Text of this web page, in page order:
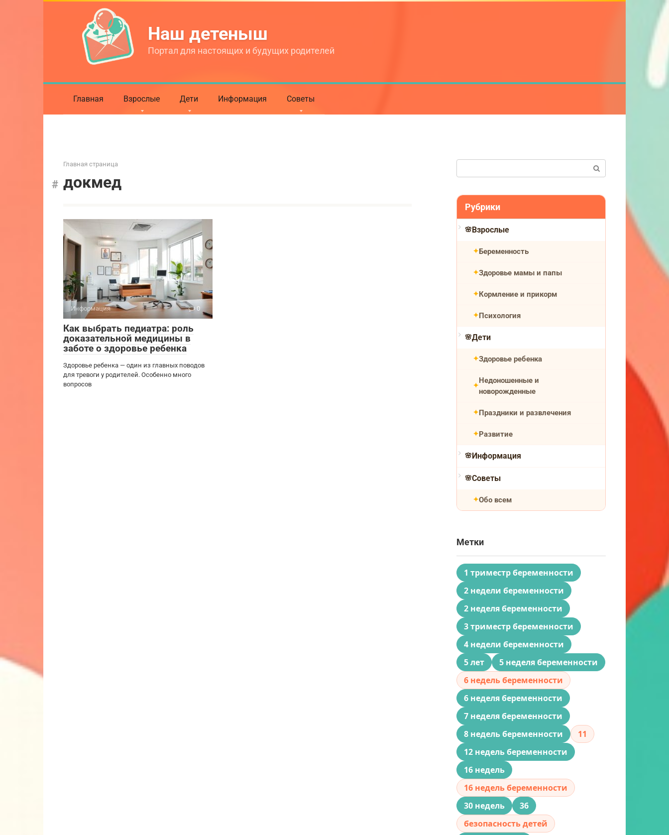
Наш детеныш
Портал для настоящих и будущих родителей
Главная Взрослые Дети Информация Советы
Главная страница
докмед
Информация 0
Как выбрать педиатра: роль
доказательной медицины в
заботе о здоровье ребенка
Здоровье ребенка — один из главных поводов
для тревоги у родителей. Особенно много
вопросов
Рубрики
Взрослые
Беременность
Здоровье мамы и папы
Кормление и прикорм
Психология
Дети
Здоровье ребенка
Недоношенные и
новорожденные
Праздники и развлечения
Развитие
Информация
Советы
Обо всем
Метки
1 триместр беременности
2 недели беременности
2 неделя беременности
3 триместр беременности
4 недели беременности
5 лет
5 неделя беременности
6 недель беременности
6 неделя беременности
7 неделя беременности
8 недель беременности
11
12 недель беременности
16 недель
16 недель беременности
30 недель
36
безопасность детей